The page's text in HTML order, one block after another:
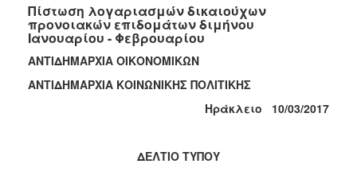
2022
2021
2020
2019
Πίστωση λογαριασμών δικαιούχων
προνοιακών επιδομάτων διμήνου
Ιανουαρίου - Φεβρουαρίου
ΑΝΤΙΔΗΜΑΡΧΙΑ ΟΙΚΟΝΟΜΙΚΩΝ
ΑΝΤΙΔΗΜΑΡΧΙΑ ΚΟΙΝΩΝΙΚΗΣ ΠΟΛΙΤΙΚΗΣ
Ηράκλειο 10/03/2017
ΔΕΛΤΙΟ ΤΥΠΟΥ